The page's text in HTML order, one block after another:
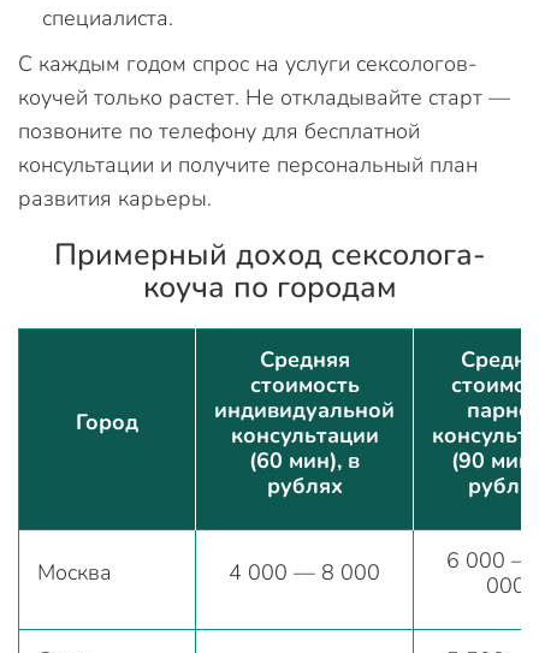
специалиста.
С каждым годом спрос на услуги сексологов-
коучей только растет. Не откладывайте старт —
позвоните по телефону для бесплатной
консультации и получите персональный план
развития карьеры.
Примерный доход сексолога-
коуча по городам
Город
Средняя
стоимость
индивидуальной
консультации
(60 мин), в
рублях
(90
Москва 4 000 — 8 000
6 000 —
000